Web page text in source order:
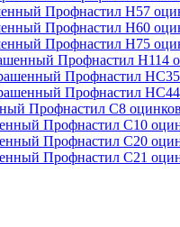
Профнастил Н57
Профнастил Н60
Профнастил Н75
Профнастил Н114
Профнастил
Профнастил
Профнастил С8
Профнастил С10
Профнастил С20
Профнастил С21